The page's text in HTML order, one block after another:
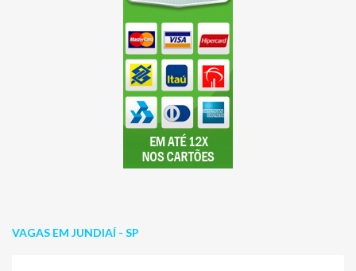
VAGAS EM JUNDIAÍ - SP